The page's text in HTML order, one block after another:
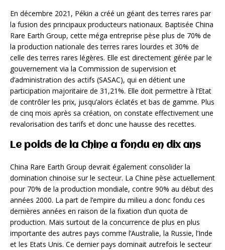
En décembre 2021, Pékin a créé un géant des terres rares par
la fusion des principaux producteurs nationaux. Baptisée China
Rare Earth Group, cette méga entreprise pèse plus de 70% de
la production nationale des terres rares lourdes et 30% de
celle des terres rares légères. Elle est directement gérée par le
gouvernement via la Commission de supervision et
d’administration des actifs (SASAC), qui en détient une
participation majoritaire de 31,21%. Elle doit permettre à l’Etat
de contrôler les prix, jusqu’alors éclatés et bas de gamme. Plus
de cinq mois après sa création, on constate effectivement une
revalorisation des tarifs et donc une hausse des recettes.
Le poids de la Chine a fondu en dix ans
China Rare Earth Group devrait également consolider la
domination chinoise sur le secteur. La Chine pèse actuellement
pour 70% de la production mondiale, contre 90% au début des
années 2000. La part de l’empire du milieu a donc fondu ces
dernières années en raison de la fixation d’un quota de
production. Mais surtout de la concurrence de plus en plus
importante des autres pays comme l’Australie, la Russie, l’Inde
et les Etats Unis. Ce dernier pays dominait autrefois le secteur